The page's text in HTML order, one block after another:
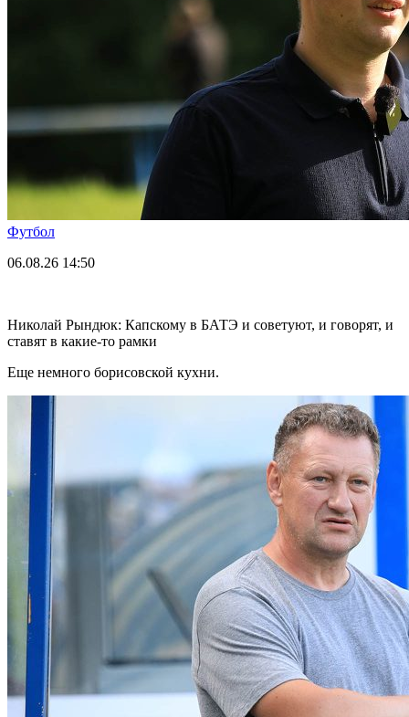
Футбол
06.08.26 14:50
Николай Рындюк: Капскому в БАТЭ и советуют, и говорят, и
ставят в какие-то рамки
Еще немного борисовской кухни.